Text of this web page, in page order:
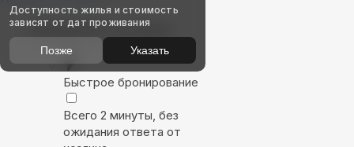
Выбирайте лучшее
Быстрое бронирование
Всего 2 минуты, без
ожидания ответа от
Доступность жилья и стоимость
зависят от дат проживания
Позже Указать